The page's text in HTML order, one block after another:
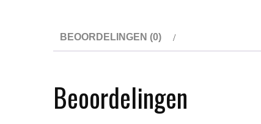
BEOORDELINGEN (0)
Beoordelingen